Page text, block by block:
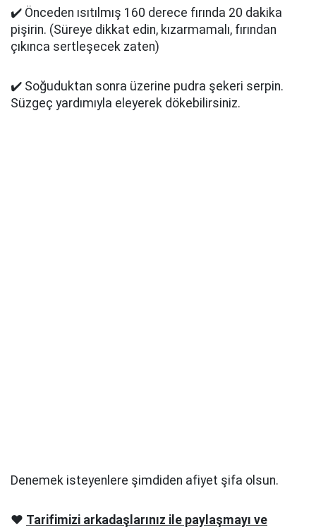
✔️ Önceden ısıtılmış 160 derece fırında 20 dakika
pişirin. (Süreye dikkat edin, kızarmamalı, fırından
çıkınca sertleşecek zaten)
✔️ Soğuduktan sonra üzerine pudra şekeri serpin.
Süzgeç yardımıyla eleyerek dökebilirsiniz.
Denemek isteyenlere şimdiden afiyet şifa olsun.
❤️ Tarifimizi arkadaşlarınız ile paylaşmayı ve